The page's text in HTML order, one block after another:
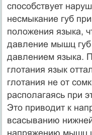
способствует
несмыкание губ
положения языка,
давление мышц
давлением языка.
глотания язык
глотания не от
располагаясь при
Это приводит к
всасыванию
напряжению мышц